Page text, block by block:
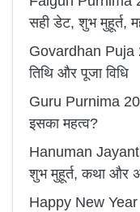
सही डेट, शुभ मुहूर्त,
Govardhan Puja
तिथि और पूजा विधि
Guru Purnima
इसका महत्व?
Hanuman Jayanti
शुभ मुहूर्त, कथा और
Happy New